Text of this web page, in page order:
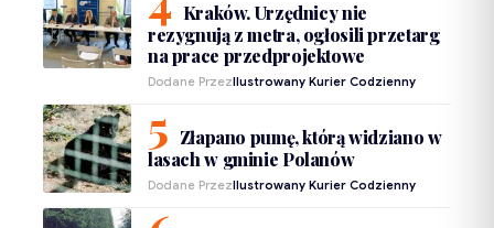
Kraków. Urzędnicy nie
rezygnują z metra, ogłosili przetarg
na prace przedprojektowe
Dodane PrzezIlustrowany Kurier Codzienny
Złapano pumę, którą widziano w
lasach w gminie Polanów
Dodane PrzezIlustrowany Kurier Codzienny